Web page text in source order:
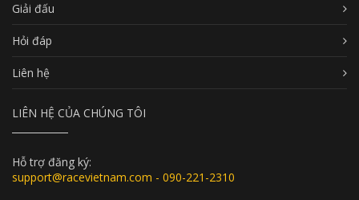
Giải đấu
Hỏi đáp
Liên hệ
LIÊN HỆ CỦA CHÚNG TÔI
Hỗ trợ đăng ký:
support@racevietnam.com - 090-221-2310